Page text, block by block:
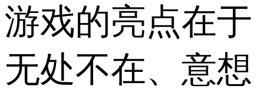
游戏的亮点在于
无处不在、意想